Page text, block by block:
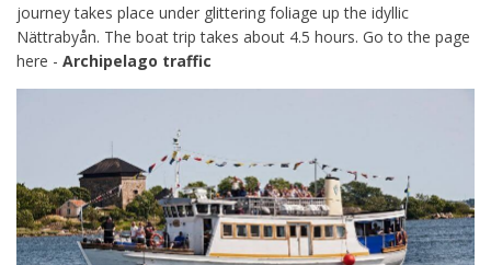
journey takes place under glittering foliage up the idyllic
Nättrabyån. The boat trip takes about 4.5 hours. Go to the page
here - Archipelago traffic